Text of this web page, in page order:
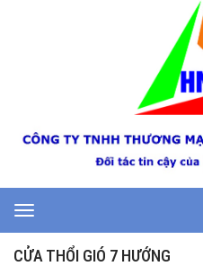
Toggle
navigation
CỬA THỔI GIÓ 7 HƯỚNG